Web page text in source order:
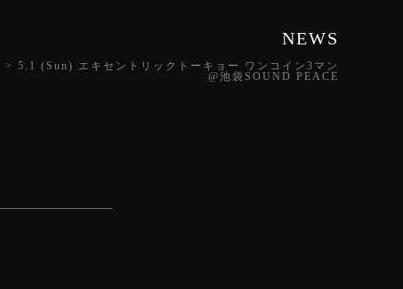
NEWS
> 5.1 (Sun) エキセントリックトーキョー ワンコイン3マン
@池袋SOUND PEACE